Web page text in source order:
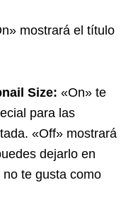
mostrará el título
Size: «On» te
para las
«Off» mostrará
dejarlo en
te gusta como